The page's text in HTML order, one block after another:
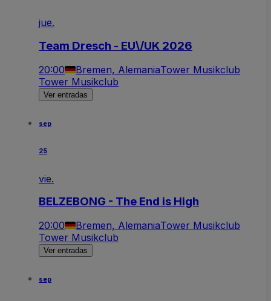
jue.
Team Dresch - EU\/UK 2026
20:00 Bremen, AlemaniaTower Musikclub
Tower Musikclub
Ver entradas
sep
25
vie.
BELZEBONG - The End is High
20:00 Bremen, AlemaniaTower Musikclub
Tower Musikclub
Ver entradas
sep